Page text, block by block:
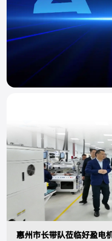
惠州市长带队莅临好盈电